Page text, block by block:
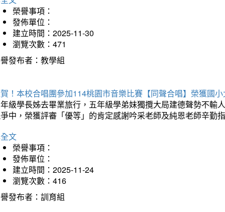
榮譽事項：
發佈單位：
建立時間：2025-11-30
瀏覽次數：471
發布者：教學組
！本校合唱團參加114桃園市音樂比賽【同聲合唱】榮獲國
級學長姊去畢業旅行，五年級學弟妹獨攬大局建德聲勢不輸
中，榮獲評審「優等」的肯定感謝吟采老師及純恩老師辛勤
文
榮譽事項：
發佈單位：
建立時間：2025-11-24
瀏覽次數：416
發布者：訓育組